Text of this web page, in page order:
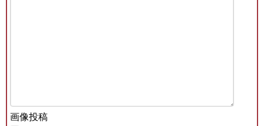
画像投稿